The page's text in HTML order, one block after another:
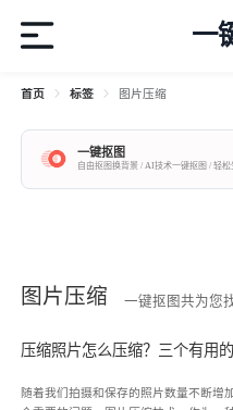
一
首页 标签 图片压缩
一键抠图
自由抠图换背景 / AI技术一键抠图 / 轻
图片压缩 一键抠图共为您
压缩照片怎么压缩？三个有用
随着我们拍摄和保存的照片数量不断增